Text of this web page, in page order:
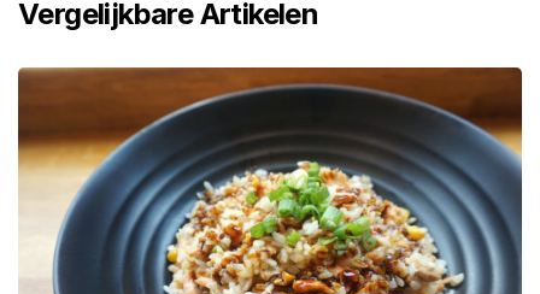
Vergelijkbare Artikelen